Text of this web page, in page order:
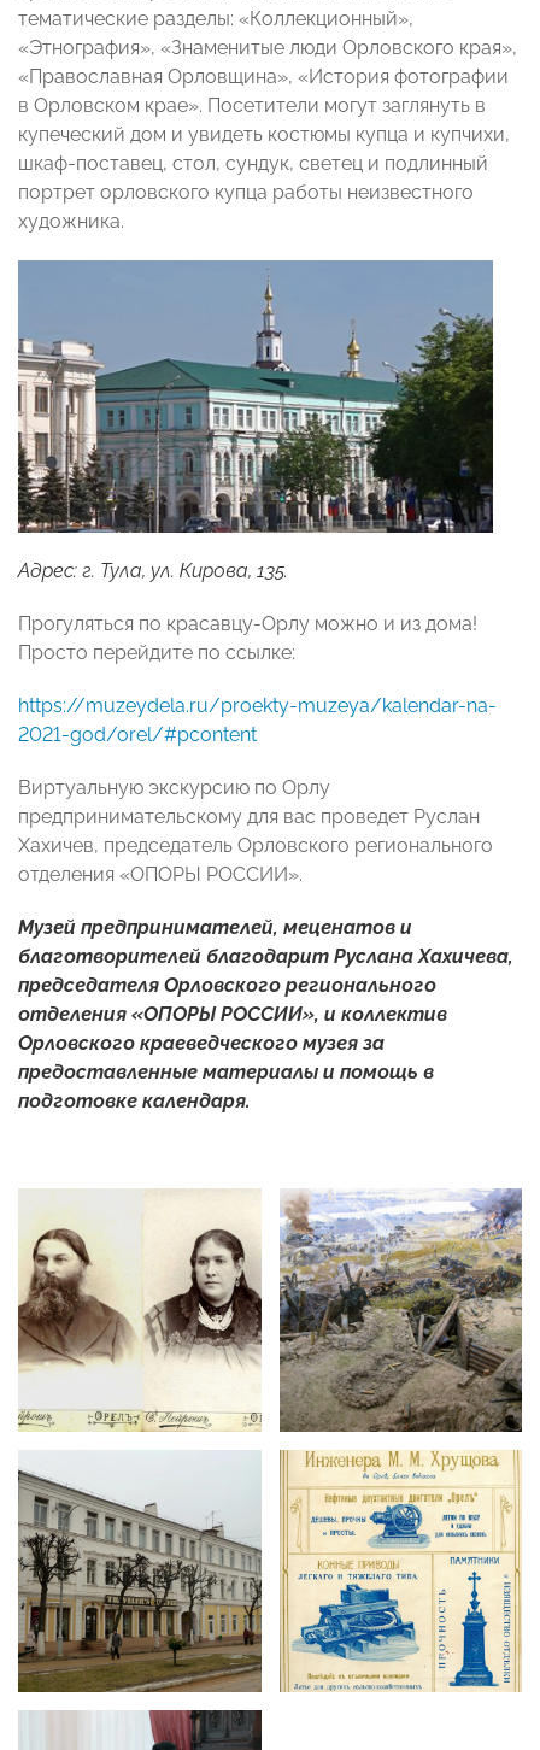
тематические разделы: «Коллекционный»,
«Этнография», «Знаменитые люди Орловского края»,
«Православная Орловщина», «История фотографии
в Орловском крае». Посетители могут заглянуть в
купеческий дом и увидеть костюмы купца и купчихи,
шкаф-поставец, стол, сундук, светец и подлинный
портрет орловского купца работы неизвестного
художника.
Адрес: г. Тула, ул. Кирова, 135.
Прогуляться по красавцу-Орлу можно и из дома!
Просто перейдите по ссылке:
https://muzeydela.ru/proekty-muzeya/kalendar-na-
2021-god/orel/#pcontent
Виртуальную экскурсию по Орлу
предпринимательскому для вас проведет Руслан
Хахичев, председатель Орловского регионального
отделения «ОПОРЫ РОССИИ».
Музей предпринимателей, меценатов и
благотворителей благодарит Руслана Хахичева,
председателя Орловского регионального
отделения «ОПОРЫ РОССИИ», и коллектив
Орловского краеведческого музея за
предоставленные материалы и помощь в
подготовке календаря.